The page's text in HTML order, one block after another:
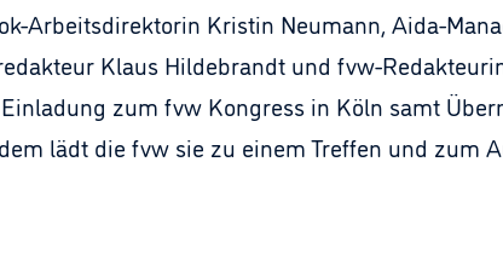
Arbeitsdirektorin Kristin Neumann, Aida-
Klaus Hildebrandt und fvw-
zum fvw Kongress in Köln samt
lädt die fvw sie zu einem Treffen und zum